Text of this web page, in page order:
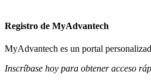
Registro de MyAdvantech
MyAdvantech es un portal
Inscríbase hoy para obtener acceso